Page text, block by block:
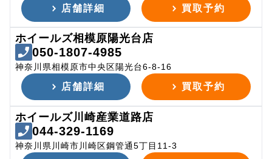
店舗詳細 買取予約
ホイールズ相模原陽光台店
050-1807-4985
神奈川県相模原市中央区陽光台6-8-16
店舗詳細 買取予約
ホイールズ川崎産業道路店
044-329-1169
神奈川県川崎市川崎区鋼管通5丁目11-3